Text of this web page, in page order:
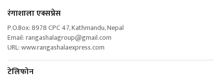
रंगाशाला एक्सप्रेस
P.O.Box: 8978 CPC 47, Kathmandu, Nepal
Email: rangashalagroup@gmail.com
URL: www.rangashalaexpress.com
टेलिफोन